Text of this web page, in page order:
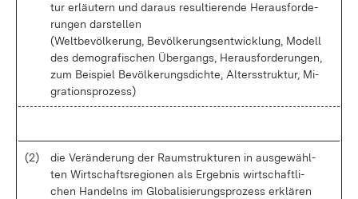
tur er­läu­tern und dar­aus re­sul­tie­ren­de Her­aus­for­de­
run­gen dar­stel­len
(Welt­be­völ­ke­rung, Be­völ­ke­rungs­ent­wick­lung, Mo­dell
des de­mo­gra­fi­schen Über­gangs, Her­aus­for­de­run­gen,
zum Bei­spiel Be­völ­ke­rungs­dich­te, Al­ters­struk­tur, Mi­
gra­ti­ons­pro­zess)
(2)
die Ver­än­de­rung der Raum­struk­tu­ren in aus­ge­wähl­
ten Wirt­schafts­re­gio­nen als Er­geb­nis wirt­schaft­li­
chen Han­delns im Glo­ba­li­sie­rungs­pro­zess er­klä­ren